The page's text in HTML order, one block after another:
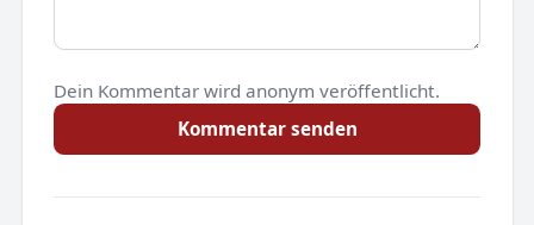
Dein Kommentar wird anonym veröffentlicht.
Kommentar senden